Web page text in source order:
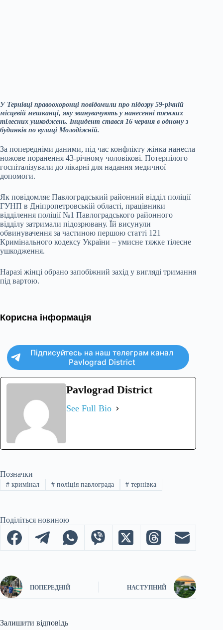
У Тернівці правоохоронці повідомили про підозру 59-річній
місцевій мешканці, яку звинувачують у нанесенні тяжких
тілесних ушкоджень. Інцидент стався 16 червня в одному з
будинків по вулиці Молодіжній.
За попередніми даними, під час конфлікту жінка нанесла
ножове поранення 43-річному чоловікові. Потерпілого
госпіталізували до лікарні для надання медичної
допомоги.
Як повідомляє Павлоградський районний відділ поліції
ГУНП в Дніпропетровській області, працівники
відділення поліції №1 Павлоградського районного
відділу затримали підозрювану. Їй висунули
обвинувачення за частиною першою статті 121
Кримінального кодексу України – умисне тяжке тілесне
ушкодження.
Наразі жінці обрано запобіжний захід у вигляді тримання
під вартою.
Корисна інформація
Підписуйтесь на наш телеграм канал
Pavlograd District
Pavlograd District
See Full Bio
Позначки
#кримінал #поліція павлограда # тернівка
Поділіться новиною
ПОПЕРЕДНІЙ НАСТУПНИЙ
Залишити відповідь